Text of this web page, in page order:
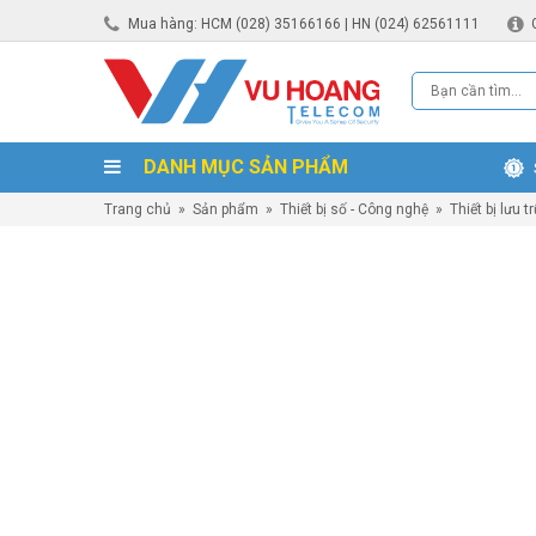
Mua hàng: HCM (028) 35166166 | HN (024) 62561111
DANH MỤC SẢN PHẨM
Trang chủ » Sản phẩm » Thiết bị số - Công nghệ » Thiết bị lưu